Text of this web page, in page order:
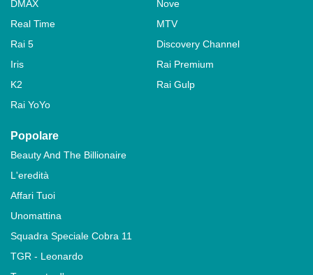
DMAX
Nove
Real Time
MTV
Rai 5
Discovery Channel
Iris
Rai Premium
K2
Rai Gulp
Rai YoYo
Popolare
Beauty And The Billionaire
L'eredità
Affari Tuoi
Unomattina
Squadra Speciale Cobra 11
TGR - Leonardo